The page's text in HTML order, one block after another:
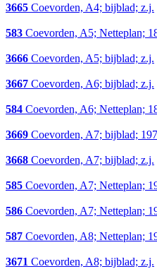
3665 Coevorden, A4; bijblad; z.j.
583 Coevorden, A5; Netteplan;
3666 Coevorden, A5; bijblad; z.j.
3667 Coevorden, A6; bijblad; z.j.
584 Coevorden, A6; Netteplan;
3669 Coevorden, A7; bijblad;
3668 Coevorden, A7; bijblad; z.j.
585 Coevorden, A7; Netteplan;
586 Coevorden, A7; Netteplan;
587 Coevorden, A8; Netteplan;
3671 Coevorden, A8; bijblad; z.j.